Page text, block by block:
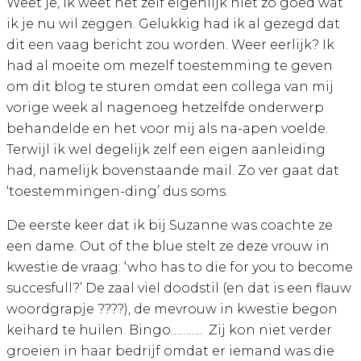
ik je nu wil zeggen. Gelukkig had ik al gezegd dat
dit een vaag bericht zou worden. Weer eerlijk? Ik
had al moeite om mezelf toestemming te geven
om dit blog te sturen omdat een collega van mij
vorige week al nagenoeg hetzelfde onderwerp
behandelde en het voor mij als na-apen voelde.
Terwijl ik wel degelijk zelf een eigen aanleiding
had, namelijk bovenstaande mail. Zo ver gaat dat
‘toestemmingen-ding’ dus soms.
De eerste keer dat ik bij Suzanne was coachte ze
een dame. Out of the blue stelt ze deze vrouw in
kwestie de vraag: ‘who has to die for you to become
succesfull?’ De zaal viel doodstil (en dat is een flauw
woordgrapje ????), de mevrouw in kwestie begon
keihard te huilen. Bingo……….. Zij kon niet verder
groeien in haar bedrijf omdat er iemand was die